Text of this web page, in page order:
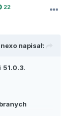
22
napisał:
51.0.3.